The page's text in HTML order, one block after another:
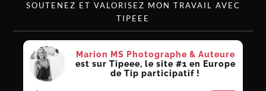
SOUTENEZ ET VALORISEZ MON TRAVAIL AVEC
TIPEEE
Marion MS Photographe & Auteure
est sur Tipeee, le site #1 en Europe
de Tip participatif !